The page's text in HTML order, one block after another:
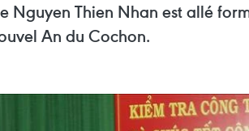
Nguyen Thien Nhan est allé
An du Cochon.